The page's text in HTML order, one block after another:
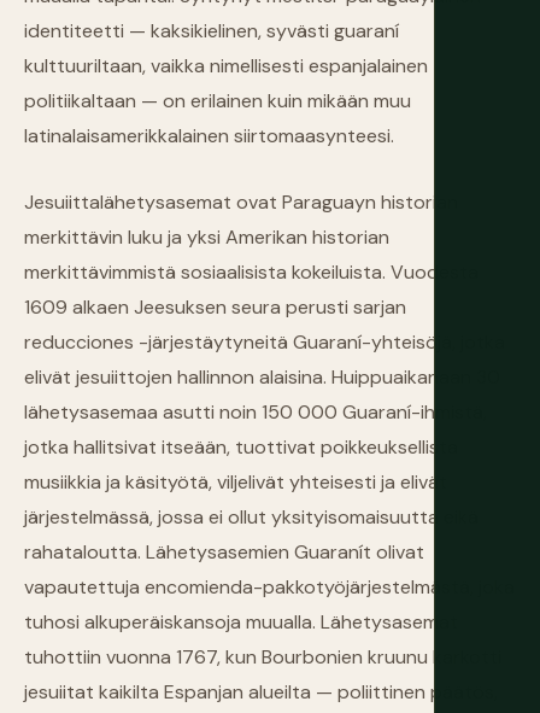
identiteetti — kaksikielinen, syvästi guaraní
kulttuuriltaan, vaikka nimellisesti espanjalainen
politiikaltaan — on erilainen kuin mikään muu
latinalaisamerikkalainen siirtomaasynteesi.
Jesuiittalähetysasemat ovat Paraguayn historian
merkittävin luku ja yksi Amerikan historian
merkittävimmistä sosiaalisista kokeiluista. Vuodesta
1609 alkaen Jeesuksen seura perusti sarjan
reducciones -järjestäytyneitä Guaraní-yhteisöjä, jotka
elivät jesuiittojen hallinnon alaisina. Huippuaikanaan 30
lähetysasemaa asutti noin 150 000 Guaraní-ihmistä,
jotka hallitsivat itseään, tuottivat poikkeuksellista
musiikkia ja käsityötä, viljelivät yhteisesti ja elivät
järjestelmässä, jossa ei ollut yksityisomaisuutta eikä
rahataloutta. Lähetysasemien Guaranít olivat
vapautettuja encomienda-pakkotyöjärjestelmästä, joka
tuhosi alkuperäiskansoja muualla. Lähetysasemat
tuhottiin vuonna 1767, kun Bourbonien kruunu karkotti
jesuiitat kaikilta Espanjan alueilta — poliittinen päätös,